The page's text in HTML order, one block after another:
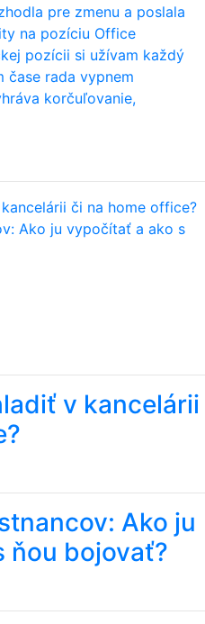
pre zmenu a poslala
na pozíciu Office
pozícii si užívam každý
čase rada vypnem
korčuľovanie,
či na home office?
Ako ju vypočítať a ako s
v kancelárii
Ako ju
ňou bojovať?